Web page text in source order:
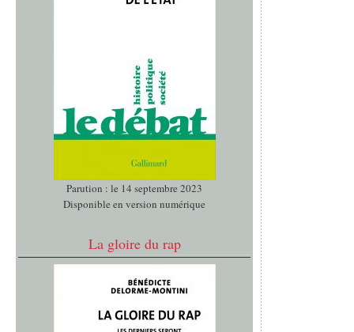
Parution : le 14 septembre 2023
Disponible en version numérique
La gloire du rap